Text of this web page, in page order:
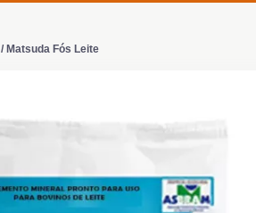
/ Matsuda Fós Leite